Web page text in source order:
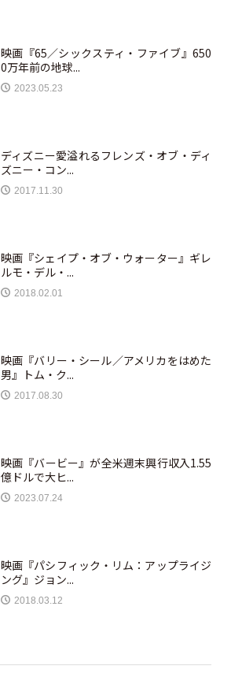
映画『65／シックスティ・ファイブ』650
0万年前の地球...
2023.05.23
ディズニー愛溢れるフレンズ・オブ・ディ
ズニー・コン...
2017.11.30
映画『シェイプ・オブ・ウォーター』ギレ
ルモ・デル・...
2018.02.01
映画『バリー・シール／アメリカをはめた
男』トム・ク...
2017.08.30
映画『バービー』が全米週末興行収入1.55
億ドルで大ヒ...
2023.07.24
映画『パシフィック・リム：アップライジ
ング』ジョン...
2018.03.12